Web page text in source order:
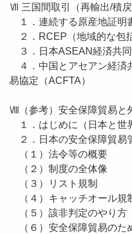
Ⅶ 三国間取引（再輸出/積
１．連続する原産地証明
２．RCEP（地域的な包
３．日本ASEAN経済共同
４．中国とアセアン経済
易協定（ACFTA）
Ⅷ（参考）安全保障貿易と
１．はじめに（日本と世
２．日本の安全保障貿易
（１）法令等の概要
（２）制度の全体像
（３）リスト規制
（４）キャッチオール規
（５）該非判定のやり方
（６）安全保障貿易のた